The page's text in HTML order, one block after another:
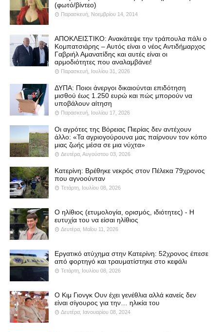
(φωτό/βίντεο)
Παρασκευή, Νοεμβρίου 14, 2014
ΑΠΟΚΛΕΙΣΤΙΚΟ: Ανακάτεψε την τράπουλα πάλι ο
Κομπατσιάρης – Αυτός είναι ο νέος Αντιδήμαρχος
Γαβριήλ Αμανατίδης και αυτές είναι οι
αρμοδιότητες που αναλαμβάνει!
Παρασκευή, Ιουλίου 31, 2026
ΔΥΠΑ: Ποιοι άνεργοι δικαιούνται επιδότηση
μισθού έως 1.250 ευρώ και πώς μπορούν να
υποβάλουν αίτηση
Παρασκευή, Ιουλίου 17, 2026
Οι αγρότες της Βόρειας Πιερίας δεν αντέχουν
άλλο: «Τα αγριογούρουνα μας παίρνουν τον κόπο
μιας ζωής μέσα σε μια νύχτα»
Δευτέρα, Αυγούστου 03, 2026
Κατερίνη: Βρέθηκε νεκρός στον Πέλεκα 79χρονος
που αγνοούνταν
Τετάρτη, Ιουλίου 08, 2026
Ο ηλίθιος (ετυμολογία, ορισμός, ιδιότητες) - Η
ευτυχία του να είσαι ηλίθιος
Δευτέρα, Μαΐου 11, 2026
Εργατικό ατύχημα στην Κατερίνη: 52χρονος έπεσε
από φορτηγό και τραυματίστηκε στο κεφάλι
Τετάρτη, Ιουλίου 08, 2026
Ο Κιμ Γιονγκ Ουν έχει γενέθλια αλλά κανείς δεν
είναι σίγουρος για την… ηλικία του
Δευτέρα, Ιανουαρίου 08, 2024